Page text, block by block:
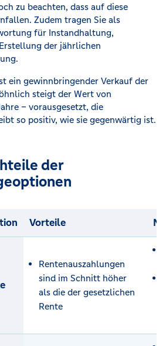
zu beachten, dass auf diese
Zudem tragen Sie als
für Instandhaltung,
der jährlichen
ein gewinnbringender Verkauf der
steigt der Wert von
– vorausgesetzt, die
so positiv, wie sie gegenwärtig ist.
der
Vorteile
Rentenauszahlungen
sind im Schnitt höher
als die der gesetzlichen
Rente